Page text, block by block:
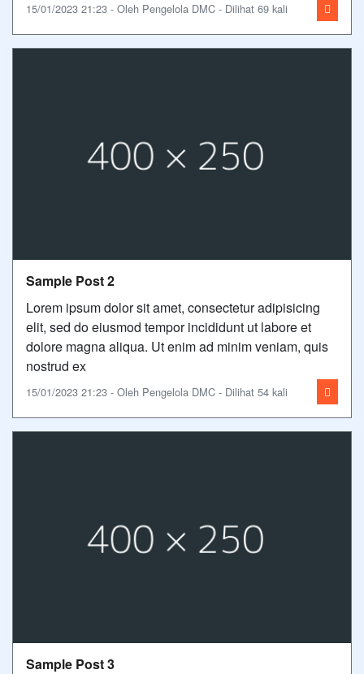
15/01/2023 21:23 - Oleh Pengelola DMC - Dilihat 69 kali
Sample Post 2
Lorem ipsum dolor sit amet, consectetur adipisicing
elit, sed do eiusmod tempor incididunt ut labore et
dolore magna aliqua. Ut enim ad minim veniam, quis
nostrud ex
15/01/2023 21:23 - Oleh Pengelola DMC - Dilihat 54 kali
Sample Post 3